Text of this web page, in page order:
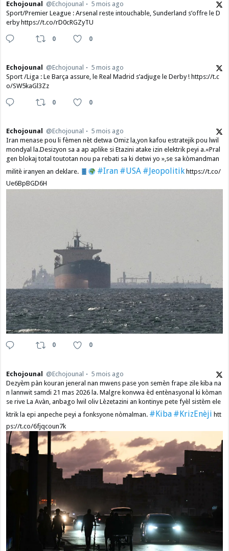
Echojounal @Echojounal
5 mois ago
Sport/Premier League : Arsenal reste intouchable, Sunderland s’offre le D
erby https://t.co/rD0cRGZyTU
0 0
Echojounal @Echojounal
5 mois ago
Sport /Liga : Le Barça assure, le Real Madrid s’adjuge le Derby ! https://t.c
o/SW5kaGl3Zz
0 0
Echojounal @Echojounal
5 mois ago
Iran menase pou li fèmen nèt detwa Omiz la,yon kafou estratejik pou lwil
mondyal la.Desizyon sa a ap aplike si Etazini atake izin elektrik peyi a.​«Pral
gen blokaj total toutotan nou pa rebati sa ki detwi yo »,se sa kòmandman
militè iranyen an deklare.
#Iran #USA #Jeopolitikhttps://t.co/
Ue6BpBGD6H
0 0
Echojounal @Echojounal
5 mois ago
Dezyèm pàn kouran jeneral nan mwens pase yon semèn frape zile kiba na
n lannwit samdi 21 mas 2026 la. Malgre konvwa èd entènasyonal ki kòman
se rive La Avàn, anbago lwil oliv Lèzetazini an kontinye pete fyèl sistèm ele
ktrik la epi anpeche peyi a fonksyone nòmalman. #Kiba #KrizEnèji htt
ps://t.co/6fjqcoun7k